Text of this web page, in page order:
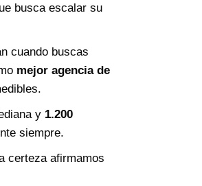
busca escalar su
cuando buscas
mejor agencia de
y 1.200
siempre.
certeza afirmamos